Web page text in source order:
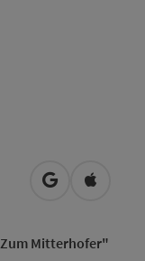
in Google
in
Mitterhofer"